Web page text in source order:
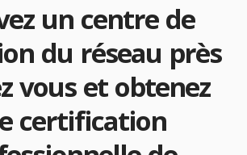
un centre de
du réseau près
vous et obtenez
certification